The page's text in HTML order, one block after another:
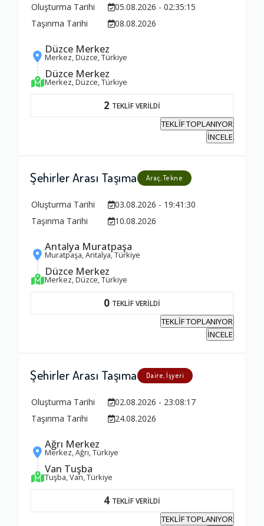
Oluşturma Tarihi
05.08.2026 - 02:35:15
Taşınma Tarihi
08.08.2026
Düzce Merkez
Merkez, Düzce, Türkiye
Düzce Merkez
Merkez, Düzce, Türkiye
2 TEKLİF VERİLDİ
TEKLİF TOPLANIYOR
İNCELE
Şehirler Arası Taşıma Araç, Tekne
Oluşturma Tarihi
03.08.2026 - 19:41:30
Taşınma Tarihi
10.08.2026
Antalya Muratpaşa
Muratpaşa, Antalya, Türkiye
Düzce Merkez
Merkez, Düzce, Türkiye
0 TEKLİF VERİLDİ
TEKLİF TOPLANIYOR
İNCELE
Şehirler Arası Taşıma Daire, İşyeri
Oluşturma Tarihi
02.08.2026 - 23:08:17
Taşınma Tarihi
24.08.2026
Ağrı Merkez
Merkez, Ağrı, Türkiye
Van Tuşba
Tuşba, Van, Türkiye
4 TEKLİF VERİLDİ
TEKLİF TOPLANIYOR